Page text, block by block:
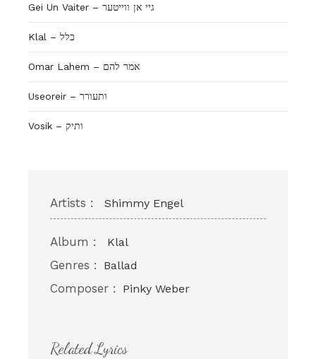
Gei Un Vaiter – גיי אן ווייטער
Klal – כלל
Omar Lahem – אמר להם
Useoreir – ותעורר
Vosik – ותיק
Artists : Shimmy Engel
Album : Klal
Genres : Ballad
Composer : Pinky Weber
Related Lyrics